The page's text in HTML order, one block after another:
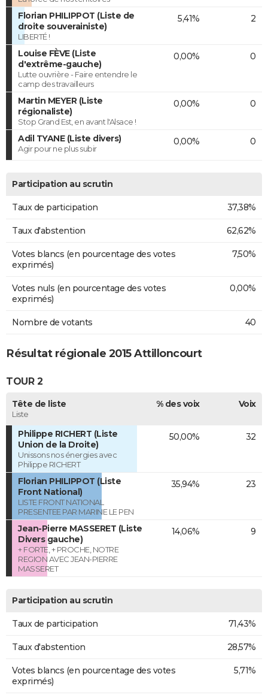
Florian PHILIPPOT (Liste de
droite souverainiste)
LIBERTÉ !
5,41% 2
Louise FÈVE (Liste
d'extrême-gauche)
Lutte ouvrière - Faire entendre le
camp des travailleurs
0,00% 0
Martin MEYER (Liste
régionaliste)
Stop Grand Est, en avant l'Alsace !
0,00% 0
Adil TYANE (Liste divers)
Agir pour ne plus subir
0,00% 0
Participation au scrutin
Taux de participation 37,38%
Taux d'abstention 62,62%
Votes blancs (en pourcentage des votes
exprimés)
7,50%
Votes nuls (en pourcentage des votes
exprimés)
0,00%
Nombre de votants 40
Résultat régionale 2015 Attilloncourt
TOUR 2
Tête de liste
Liste
% des voix Voix
Philippe RICHERT (Liste
Union de la Droite)
Unissons nos énergies avec
Philippe RICHERT
50,00% 32
Florian PHILIPPOT (Liste
Front National)
LISTE FRONT NATIONAL
PRESENTEE PAR MARINE LE PEN
35,94% 23
Jean-Pierre MASSERET (Liste
Divers gauche)
+ FORTE, + PROCHE, NOTRE
REGION AVEC JEAN-PIERRE
MASSERET
14,06% 9
Participation au scrutin
Taux de participation 71,43%
Taux d'abstention 28,57%
Votes blancs (en pourcentage des votes
exprimés)
5,71%